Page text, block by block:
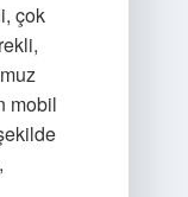
çok
mobil